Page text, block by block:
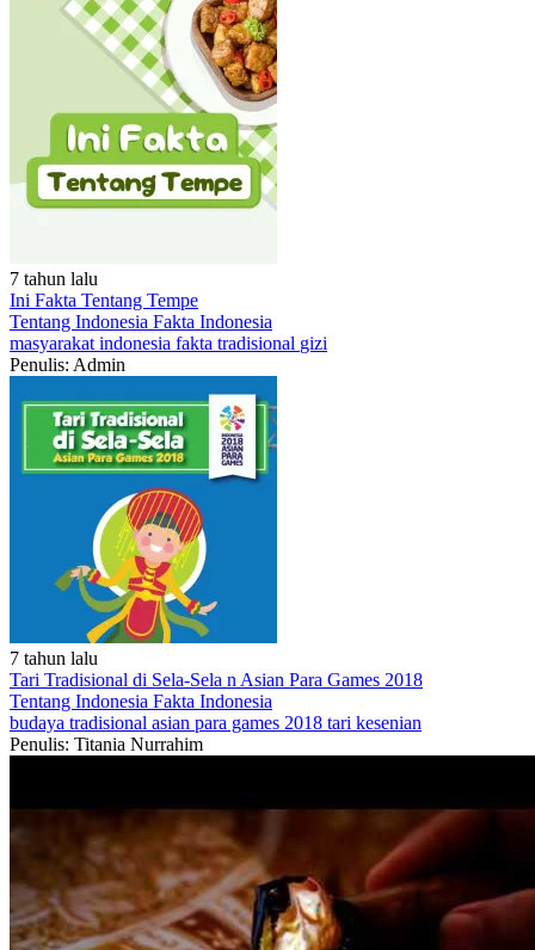
7 tahun lalu
Ini Fakta Tentang Tempe
Tentang Indonesia Fakta Indonesia
masyarakat indonesia fakta tradisional gizi
Penulis: Admin
7 tahun lalu
Tari Tradisional di Sela-Sela n Asian Para Games 2018
Tentang Indonesia Fakta Indonesia
budaya tradisional asian para games 2018 tari kesenian
Penulis: Titania Nurrahim